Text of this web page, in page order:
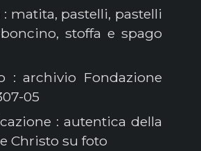
: matita, pastelli, pastelli
stoffa e spago
: archivio Fondazione
05
: autentica della
Christo su foto